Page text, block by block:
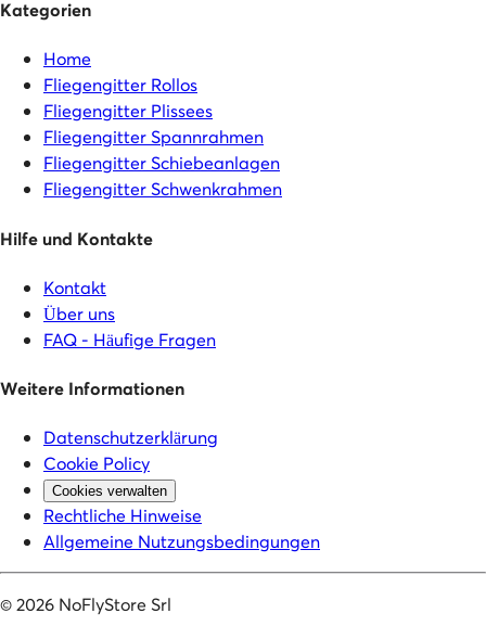
Kategorien
Home
Fliegengitter Rollos
Fliegengitter Plissees
Fliegengitter Spannrahmen
Fliegengitter Schiebeanlagen
Fliegengitter Schwenkrahmen
Hilfe und Kontakte
Kontakt
Über uns
FAQ - Häufige Fragen
Weitere Informationen
Datenschutzerklärung
Cookie Policy
Cookies verwalten
Rechtliche Hinweise
Allgemeine Nutzungsbedingungen
©2026 NoFlyStore Srl